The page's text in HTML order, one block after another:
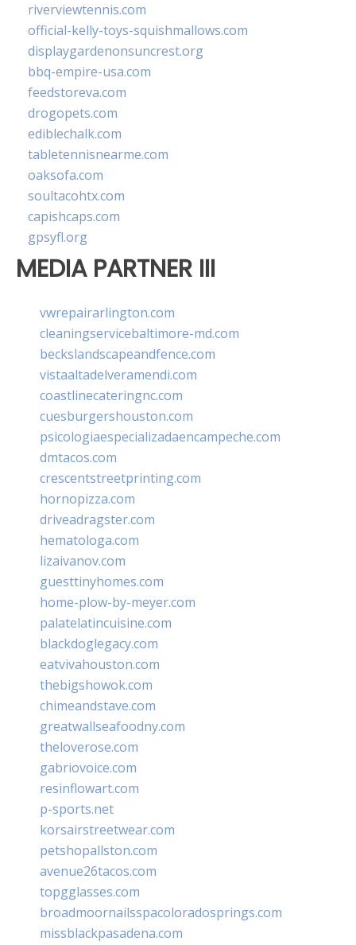
riverviewtennis.com
official-kelly-toys-squishmallows.com
displaygardenonsuncrest.org
bbq-empire-usa.com
feedstoreva.com
drogopets.com
ediblechalk.com
tabletennisnearme.com
oaksofa.com
soultacohtx.com
capishcaps.com
gpsyfl.org
MEDIA PARTNER III
vwrepairarlington.com
cleaningservicebaltimore-md.com
beckslandscapeandfence.com
vistaaltadelveramendi.com
coastlinecateringnc.com
cuesburgershouston.com
psicologiaespecializadaencampeche.com
dmtacos.com
crescentstreetprinting.com
hornopizza.com
driveadragster.com
hematologa.com
lizaivanov.com
guesttinyhomes.com
home-plow-by-meyer.com
palatelatincuisine.com
blackdoglegacy.com
eatvivahouston.com
thebigshowok.com
chimeandstave.com
greatwallseafoodny.com
theloverose.com
gabriovoice.com
resinflowart.com
p-sports.net
korsairstreetwear.com
petshopallston.com
avenue26tacos.com
topgglasses.com
broadmoornailsspacoloradosprings.com
missblackpasadena.com